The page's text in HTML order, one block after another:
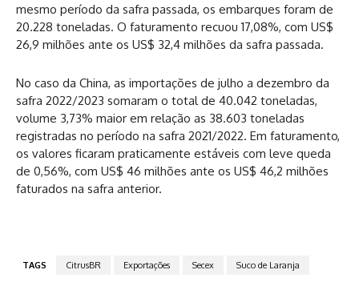
mesmo período da safra passada, os embarques foram de
20.228 toneladas. O faturamento recuou 17,08%, com US$
26,9 milhões ante os US$ 32,4 milhões da safra passada.
No caso da China, as importações de julho a dezembro da
safra 2022/2023 somaram o total de 40.042 toneladas,
volume 3,73% maior em relação as 38.603 toneladas
registradas no período na safra 2021/2022. Em faturamento,
os valores ficaram praticamente estáveis com leve queda
de 0,56%, com US$ 46 milhões ante os US$ 46,2 milhões
faturados na safra anterior.
TAGS CitrusBR Exportações Secex Suco de Laranja